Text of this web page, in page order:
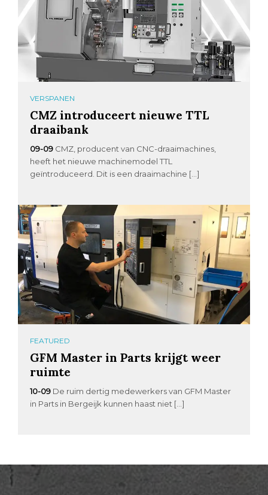
VERSPANEN
CMZ introduceert nieuwe TTL
draaibank
09-09 CMZ, producent van CNC-draaimachines,
heeft het nieuwe machinemodel TTL
geïntroduceerd. Dit is een draaimachine […]
FEATURED
GFM Master in Parts krijgt weer
ruimte
10-09 De ruim dertig medewerkers van GFM Master
in Parts in Bergeijk kunnen haast niet […]